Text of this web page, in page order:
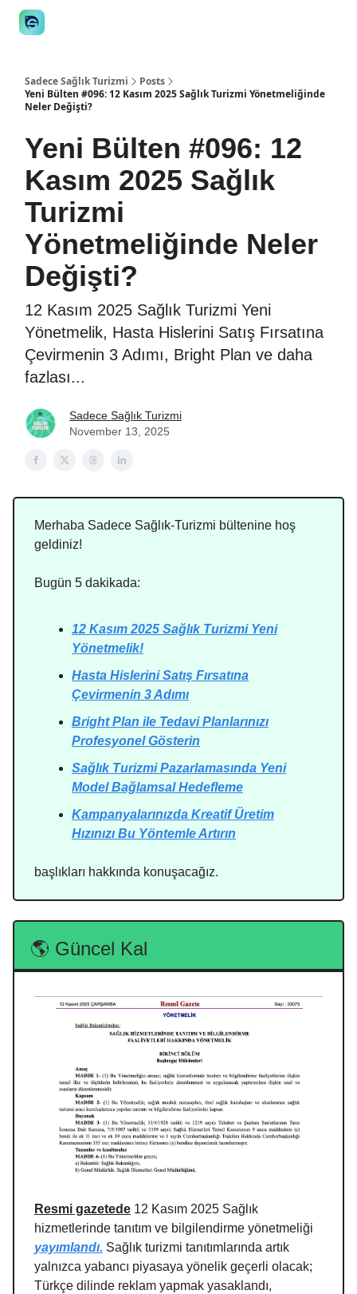
Sadece Sağlık Turizmi
Posts
Yeni Bülten #096: 12 Kasım 2025 Sağlık Turizmi Yönetmeliğinde
Neler Değişti?
Yeni Bülten #096: 12
Kasım 2025 Sağlık
Turizmi
Yönetmeliğinde Neler
Değişti?
12 Kasım 2025 Sağlık Turizmi Yeni
Yönetmelik, Hasta Hislerini Satış Fırsatına
Çevirmenin 3 Adımı, Bright Plan ve daha
fazlası...
Sadece Sağlık Turizmi
November 13, 2025
Merhaba Sadece Sağlık-Turizmi bültenine hoş
geldiniz!
Bugün 5 dakikada:
12 Kasım 2025 Sağlık Turizmi Yeni
Yönetmelik!
Hasta Hislerini Satış Fırsatına
Çevirmenin 3 Adımı
Bright Plan ile Tedavi Planlarınızı
Profesyonel Gösterin
Sağlık Turizmi Pazarlamasında Yeni
Model Bağlamsal Hedefleme
Kampanyalarınızda Kreatif Üretim
Hızınızı Bu Yöntemle Artırın
başlıkları hakkında konuşacağız.
🌎 Güncel Kal
Resmi gazetede 12 Kasım 2025 Sağlık
hizmetlerinde tanıtım ve bilgilendirme yönetmeliği
yayımlandı. Sağlık turizmi tanıtımlarında artık
yalnızca yabancı piyasaya yönelik geçerli olacak;
Türkçe dilinde reklam yapmak yasaklandı,